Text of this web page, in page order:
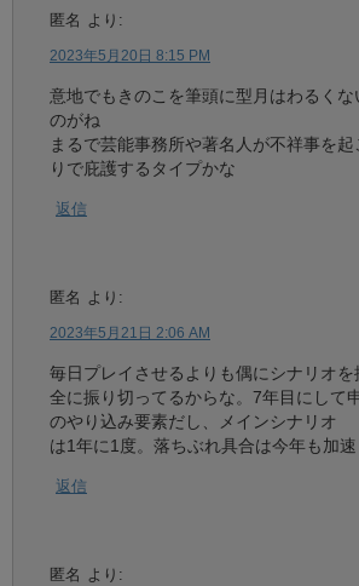
匿名 より:
2023年5月20日 8:15 PM
意地でもきのこを筆頭に型月はわるくな
のがね
まるで芸能事務所や著名人が不祥事を
りで庇護するタイプかな
返信
匿名 より:
2023年5月21日 2:06 AM
毎日プレイさせるよりも偶にシナリオ
全に振り切ってるからな。7年目にして
のやり込み要素だし、メインシナリオ
は1年に1度。落ちぶれ具合は今年も加速
返信
匿名 より: